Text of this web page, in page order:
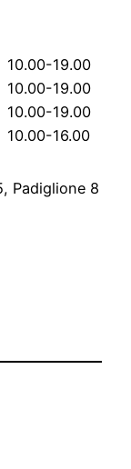
10.00-19.00
10.00-19.00
10.00-19.00
10.00-16.00
Padiglione 8